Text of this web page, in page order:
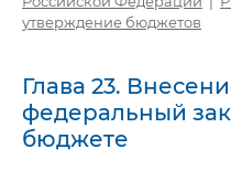
утверждение бюджетов
Глава 23.
федеральный
бюджете